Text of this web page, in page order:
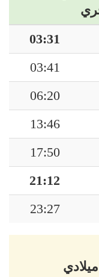
03:31
03:41
06:20
13:46
17:50
21:12
23:27